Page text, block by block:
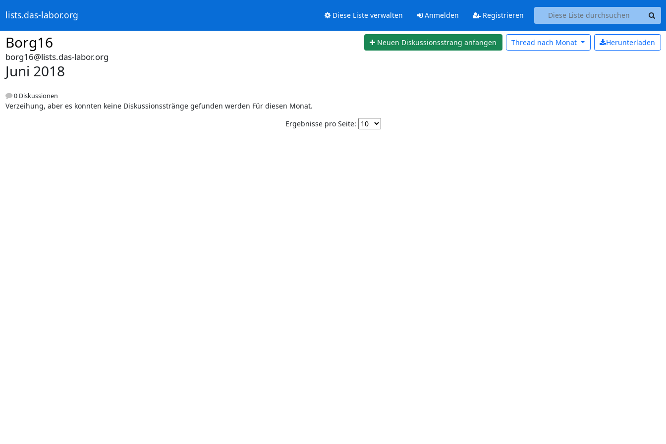
lists.das-labor.org Diese Liste verwalten Anmelden Registrieren
Borg16 Neuen Diskussionsstrang anfangen Herunterladen
Thread nach Monat
borg16@lists.das-labor.org
Juni 2018
0 Diskussionen
Verzeihung, aber es konnten keine Diskussionsstränge gefunden werden Für diesen Monat.
Ergebnisse pro Seite: